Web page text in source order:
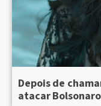
Depois de
atacar Bolsonaro